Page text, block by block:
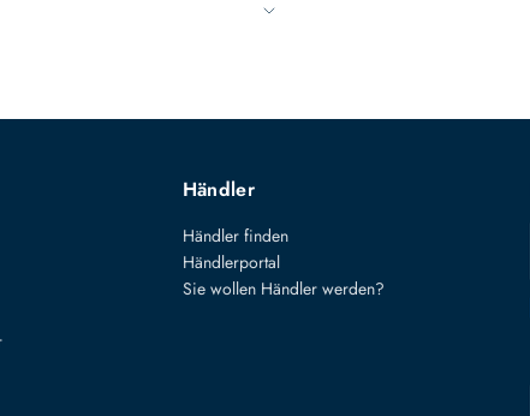
Händler
Händler finden
Händlerportal
Sie wollen Händler werden?